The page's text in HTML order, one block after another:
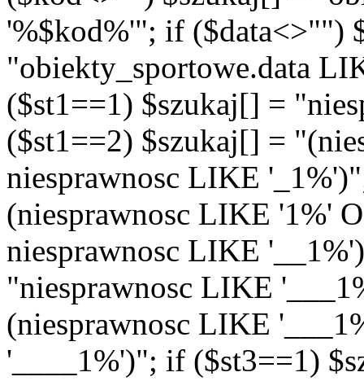
'%$kod%'"; if ($data<>"")
"obiekty_sportowe.data
($st1==1) $szukaj[] =
($st1==2) $szukaj[] =
niesprawnosc LIKE
(niesprawnosc LIKE '1%'
niesprawnosc LIKE
"niesprawnosc LIKE
(niesprawnosc LIKE
'____1%')"; if ($st3==1)